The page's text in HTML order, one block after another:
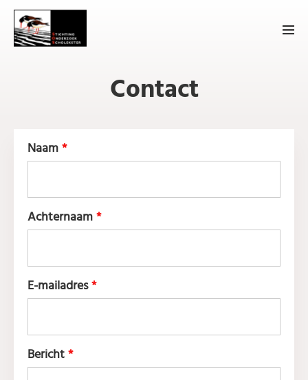
Con­tact
Naam*
Achternaam*
E-mailadres*
Bericht*